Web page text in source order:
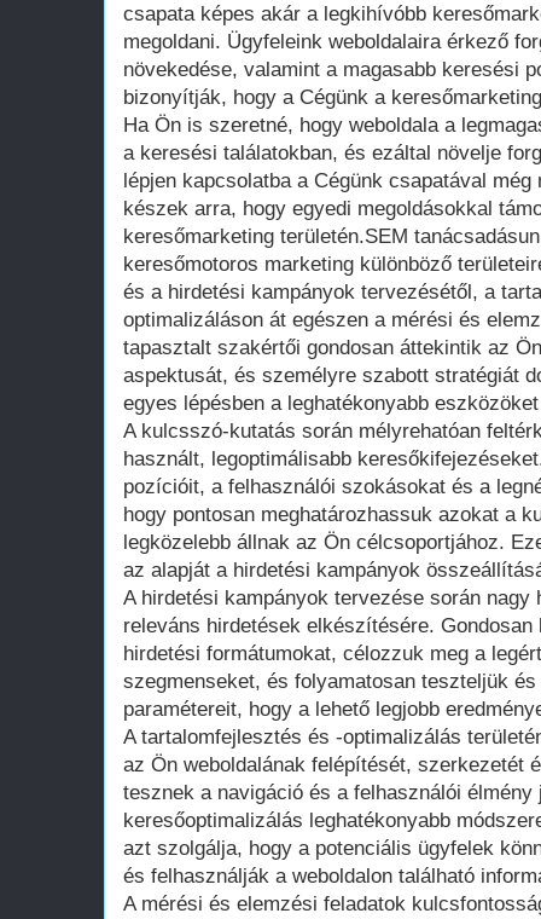
csapata képes akár a legkihívóbb
megoldani. Ügyfeleink weboldalaira érkező
növekedése, valamint a magasabb keresési
bizonyítják, hogy a Cégünk a
Ha Ön is szeretné, hogy weboldala a
a keresési találatokban, és ezáltal növelje
lépjen kapcsolatba a Cégünk csapatával
készek arra, hogy egyedi megoldásokkal
keresőmarketing területén.SEM
keresőmotoros marketing különböző
és a hirdetési kampányok tervezésétől, a
optimalizáláson át egészen a mérési és
tapasztalt szakértői gondosan áttekintik az
aspektusát, és személyre szabott stratégiát
egyes lépésben a leghatékonyabb
A kulcsszó-kutatás során mélyrehatóan
használt, legoptimálisabb
pozícióit, a felhasználói szokásokat és a
hogy pontosan meghatározhassuk azokat a
legközelebb állnak az Ön célcsoportjához.
az alapját a hirdetési kampányok
A hirdetési kampányok tervezése során
releváns hirdetések elkészítésére.
hirdetési formátumokat, célozzuk meg a
szegmenseket, és folyamatosan teszteljük
paramétereit, hogy a lehető legjobb
A tartalomfejlesztés és -optimalizálás
az Ön weboldalának felépítését, szerkezetét
tesznek a navigáció és a felhasználói
keresőoptimalizálás leghatékonyabb
azt szolgálja, hogy a potenciális ügyfelek
és felhasználják a weboldalon található
A mérési és elemzési feladatok